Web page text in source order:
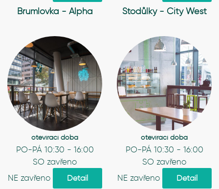
Brumlovka - Alpha
otevírací doba
PO-PÁ 10:30 - 16:00
SO zavřeno
NE zavřeno
Detail
Stodůlky - City West
otevírací doba
PO-PÁ 10:30 - 16:00
SO zavřeno
NE zavřeno
Detail